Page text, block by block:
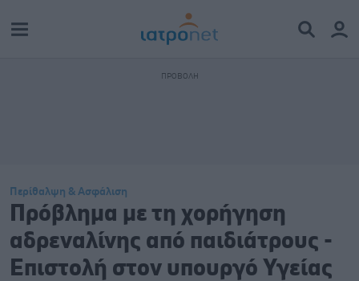
Περίθαλψη & Ασφάλιση
Πρόβλημα με τη χορήγηση
αδρεναλίνης από παιδιάτρους -
Επιστολή στον υπουργό Υγείας